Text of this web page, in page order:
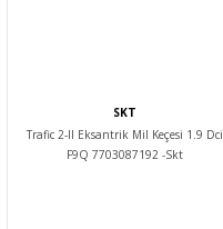
SKT
Trafic 2-II Eksantrik Mil Keçesi 1.9 Dci
F9Q 7703087192 -Skt